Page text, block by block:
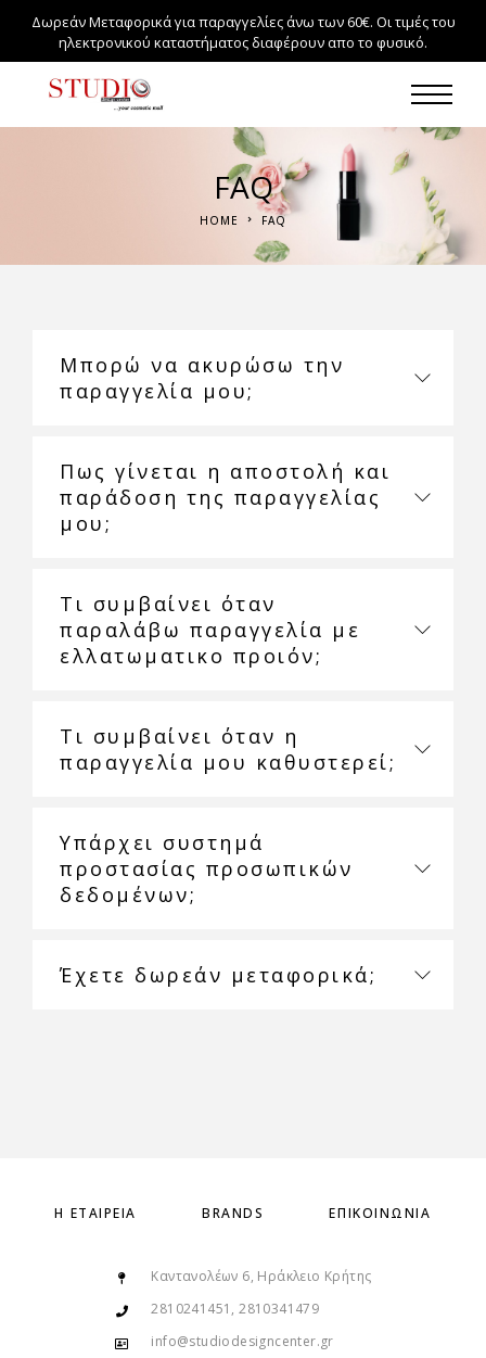
Δωρεάν Μεταφορικά για παραγγελίες άνω των 60€. Οι τιμές του
ηλεκτρονικού καταστήματος διαφέρουν απο το φυσικό.
FAQ
HOME FAQ
Μπορώ να ακυρώσω την
παραγγελία μου;
Πως γίνεται η αποστολή και
παράδοση της παραγγελίας
μου;
Τι συμβαίνει όταν
παραλάβω παραγγελία με
ελλατωματικο προιόν;
Τι συμβαίνει όταν η
παραγγελία μου καθυστερεί;
Υπάρχει συστημά
προστασίας προσωπικών
δεδομένων;
Έχετε δωρεάν μεταφορικά;
Η ΕΤΑΙΡΕΊΑ BRANDS ΕΠΙΚΟΙΝΩΝΊΑ
Καντανολέων 6, Ηράκλειο Κρήτης
2810241451, 2810341479
info@studiodesigncenter.gr